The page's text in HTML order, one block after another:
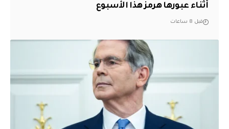
أثناء عبورها هرمز هذا الأسبوع
قبل 8 ساعات